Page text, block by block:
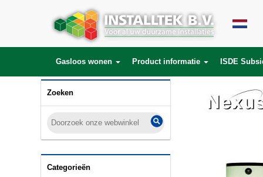
Gasloos wonen Product informatie ISDE
Zoeken
Categorieën